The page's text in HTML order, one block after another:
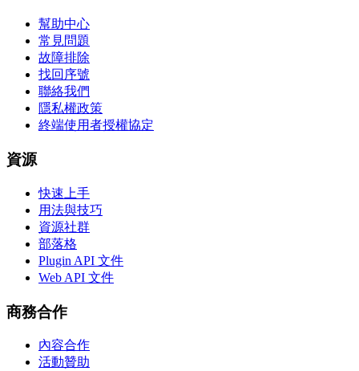
幫助中心
常見問題
故障排除
找回序號
聯絡我們
隱私權政策
終端使用者授權協定
資源
快速上手
用法與技巧
資源社群
部落格
Plugin API 文件
Web API 文件
商務合作
內容合作
活動贊助